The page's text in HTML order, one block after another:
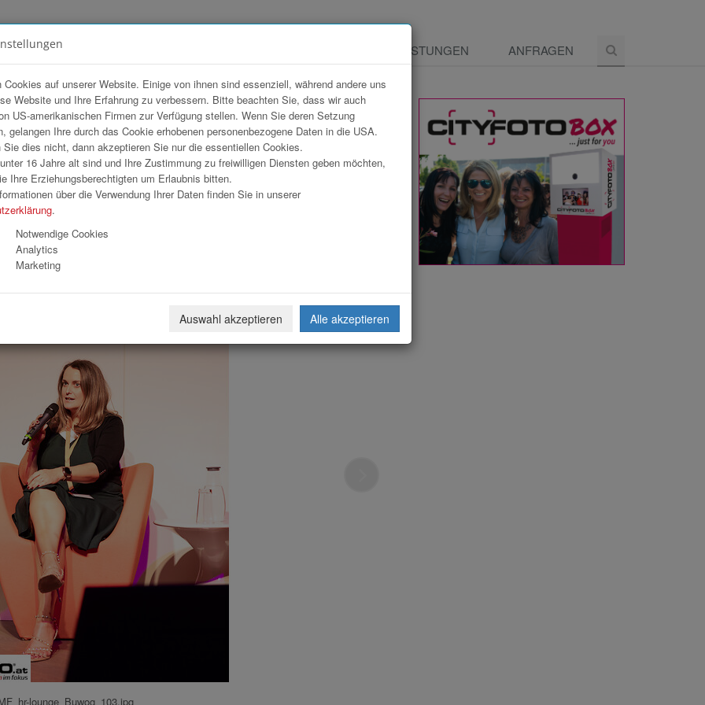
LEISTUNGEN ANFRAGEN
Group GmbH
Download Weiterleiten
lounge_Buwog_103.jpg
Cookies auf unserer Website. Einige von ihnen sind essenziell, während andere uns
Website und Ihre Erfahrung zu verbessern. Bitte beachten Sie, dass wir auch
US-amerikanischen Firmen zur Verfügung stellen. Wenn Sie deren Setzung
gelangen Ihre durch das Cookie erhobenen personenbezogene Daten in die USA.
Sie dies nicht, dann akzeptieren Sie nur die essentiellen Cookies.
16 Jahre alt sind und Ihre Zustimmung zu freiwilligen Diensten geben möchten,
Ihre Erziehungsberechtigten um Erlaubnis bitten.
über die Verwendung Ihrer Daten finden Sie in unserer
.
Notwendige Cookies
Analytics
Marketing
Auswahl akzeptieren Alle akzeptieren